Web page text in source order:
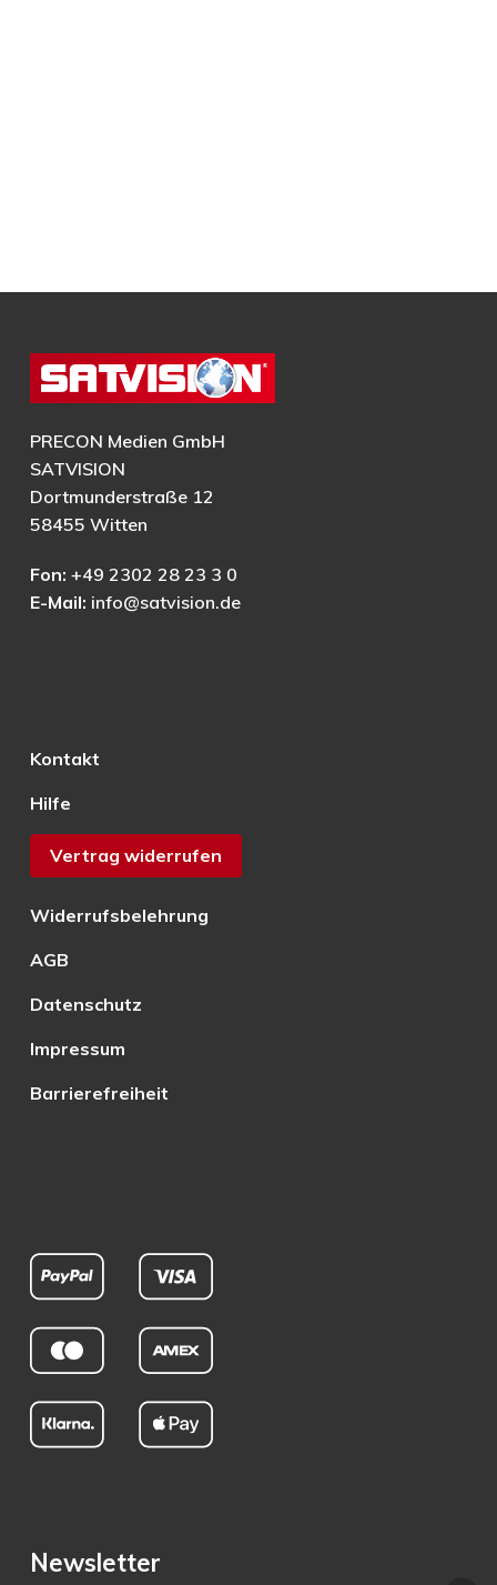
PRECON Medien GmbH
SATVISION
Dortmunderstraße 12
58455 Witten
Fon: +49 2302 28 23 3 0
E-Mail: info@satvision.de
Kontakt
Hilfe
Vertrag widerrufen
Widerrufsbelehrung
AGB
Datenschutz
Impressum
Barrierefreiheit
Newsletter